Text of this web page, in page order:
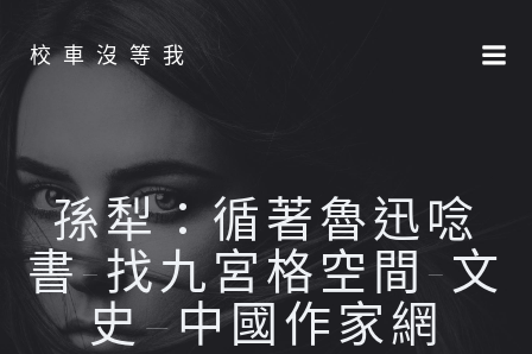
校車沒等我
孫犁：循著魯迅唸
書-找九宮格空間-文
史–中國作家網